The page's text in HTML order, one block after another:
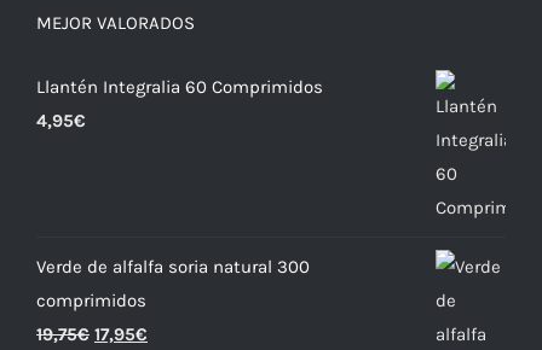
MEJOR VALORADOS
Llantén Integralia 60 Comprimidos
4,95€
Verde de alfalfa soria natural 300
comprimidos
19,75€ 17,95€